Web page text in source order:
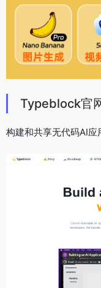
Typeblock官
构建和共享无代码AI应